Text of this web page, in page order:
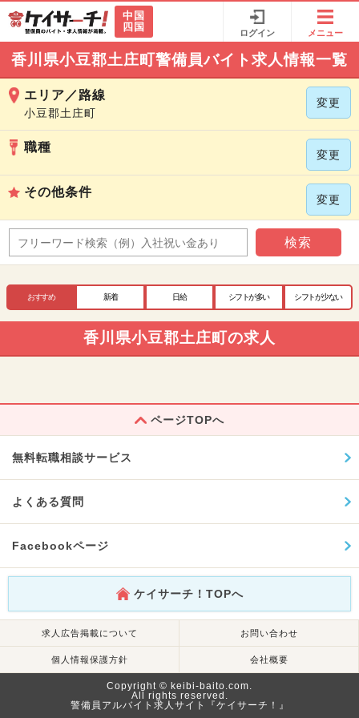
中国
四国
ログイン メニュー
香川県小豆郡土庄町警備員バイト求人情報一覧
エリア／路線
小豆郡土庄町
変更
職種
変更
その他条件
変更
検索
おすすめ 新着 日給 シフトが多い シフトが少ない
香川県小豆郡土庄町の求人
ページTOPへ
無料転職相談サービス
よくある質問
Facebookページ
ケイサーチ！TOPへ
求人広告掲載について お問い合わせ
個人情報保護方針 会社概要
Copyright © keibi-baito.com.
All rights reserved.
警備員アルバイト求人サイト『ケイサーチ！』